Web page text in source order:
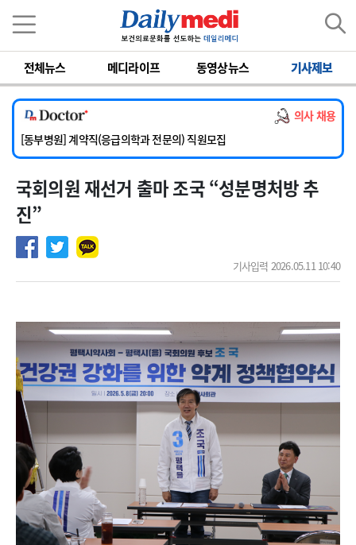
전체뉴스 메디라이프 동영상뉴스 기사제보
의사 채용
[서울아산병원] 2026년 하반기 인턴 모집
[영남대학교의료원] 마취통증의학과 임기제 임상의사 채용
[충남대학교병원] 소아청소년과(소아응급전담) 계약직 의사 공개채용
[동부병원] 계약직(응급의학과 전문의) 직원모집
[이대목동병원] 하반기 전공의(레지던트1년차) 모집
[서울아산병원] 2026년 하반기 인턴 모집
[영남대학교의료원] 마취통증의학과 임기제 임상의사 채용
국회의원 재선거 출마 조국 “성분명처방 추
진”
기사입력 2026.05.11 10:40